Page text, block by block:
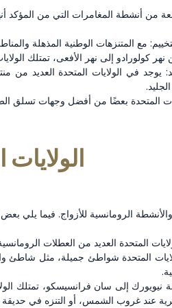
من أنشطة المغامرات التي من المؤكد
مع المتنزهات الوطنية المذهلة
المتحدة بعضًا من أفضل وجهات تسلق
الولايات
الرومانسية للأزواج. فيما يلي بعض
المتحدة العديد من العطلات
المتحدة شواطئ جميلة، مثل شاطئ
نيويورك إلى سان فرانسيسكو، تمتلك
عند غروب الشمس، أو التنزه في